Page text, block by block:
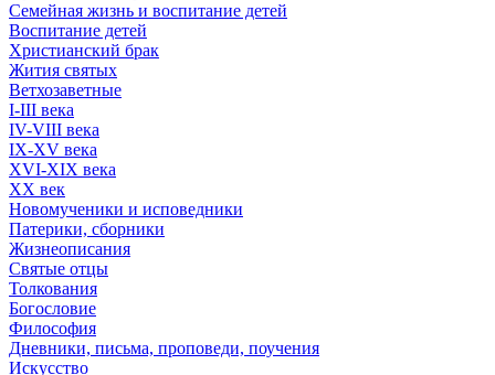
Семейная жизнь и воспитание детей
Воспитание детей
Христианский брак
Жития святых
Ветхозаветные
I-III века
IV-VIII века
IX-XV века
XVI-XIX века
XX век
Новомученики и исповедники
Патерики, сборники
Жизнеописания
Святые отцы
Толкования
Богословие
Философия
Дневники, письма, проповеди, поучения
Искусство